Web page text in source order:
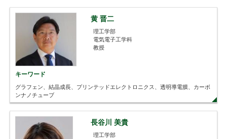
黄 晋二
理工学部
電気電子工学科
教授
キーワード
グラフェン、結晶成長、プリンテッドエレクトロニクス、透明導電膜、カーボ
ンナノチューブ
長谷川 美貴
理工学部